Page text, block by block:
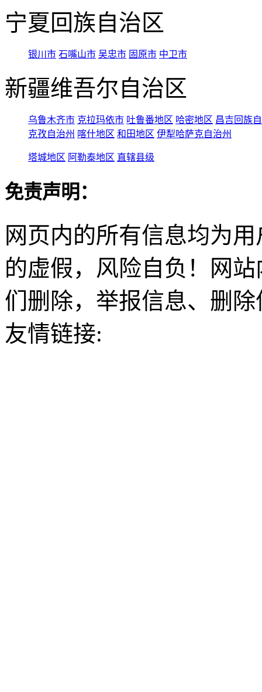
宁夏回族自治区
银川市 石嘴山市 吴忠市 固原市 中卫市
新疆维吾尔自治区
乌鲁木齐市 克拉玛依市 吐鲁番地区 哈密地区 昌吉回族
克孜自治州 喀什地区 和田地区 伊犁哈萨克自治州
塔城地区 阿勒泰地区 直辖县级
免责声明：
网页内的所有信息均为
的虚假，风险自负！网
们删除，举报信息、删
友情链接: